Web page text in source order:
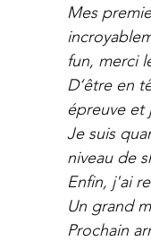
Mes
fun, merci
D‘être en
épreuve et
Je suis
niveau de
Enfin, j'ai
Un grand
Prochain